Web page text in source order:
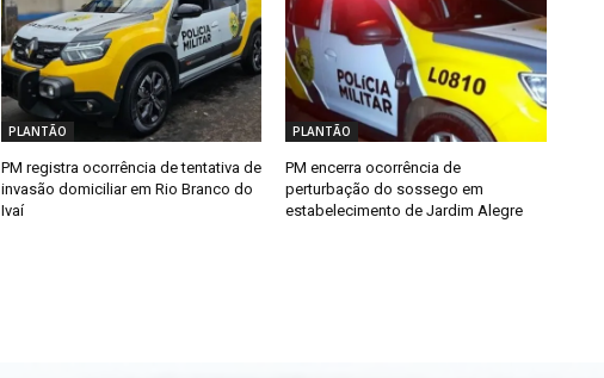
PLANTÃO
PM registra ocorrência de tentativa de
invasão domiciliar em Rio Branco do
Ivaí
PLANTÃO
PM encerra ocorrência de
perturbação do sossego em
estabelecimento de Jardim Alegre